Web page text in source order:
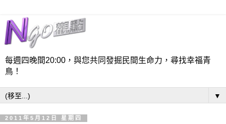
每週四晚間20:00，與您共同發掘民間生命力，尋找幸福青
鳥！
▼
2011年5月12日 星期四